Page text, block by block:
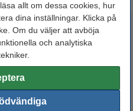
allt om dessa cookies, hur
dina inställningar. Klicka på
Om du väljer att avböja
och analytiska
Lamineringsfickor A4 80 mik. |